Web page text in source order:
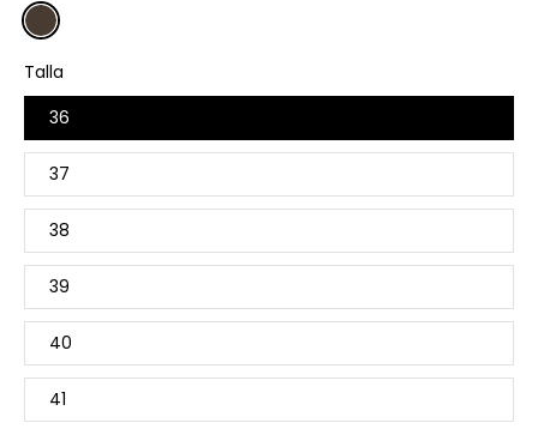
Talla
36
37
38
39
40
41